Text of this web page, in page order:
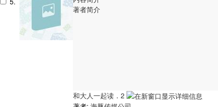
著者简介
和大人一起读．2